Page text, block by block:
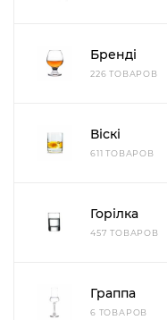
Бренді
226 ТОВАРОВ
Віскі
611 ТОВАРОВ
Горілка
457 ТОВАРОВ
Граппа
6 ТОВАРОВ